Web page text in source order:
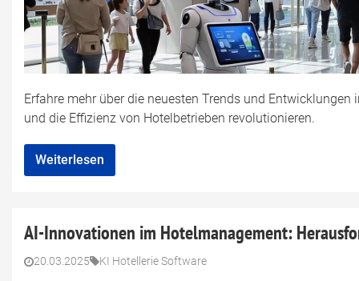
Erfahre mehr über die neuesten Trends und
und die Effizienz von Hotelbetrieben revolutionieren.
Weiterlesen
AI-Innovationen im Hotelmanagement:
20.03.2025 KI Hotellerie Software